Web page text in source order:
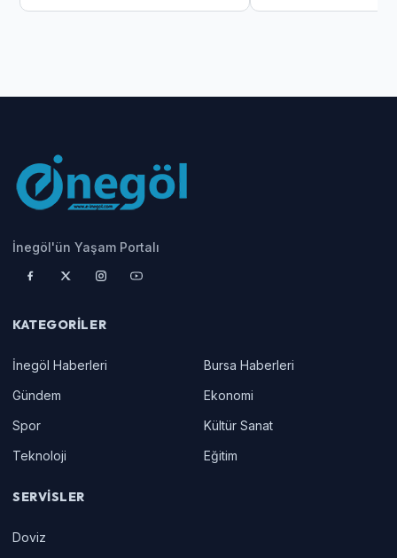
İnegöl'ün Yaşam Portalı
KATEGORILER
İnegöl Haberleri
Bursa Haberleri
Gündem
Ekonomi
Spor
Kültür Sanat
Teknoloji
Eğitim
SERVISLER
Doviz